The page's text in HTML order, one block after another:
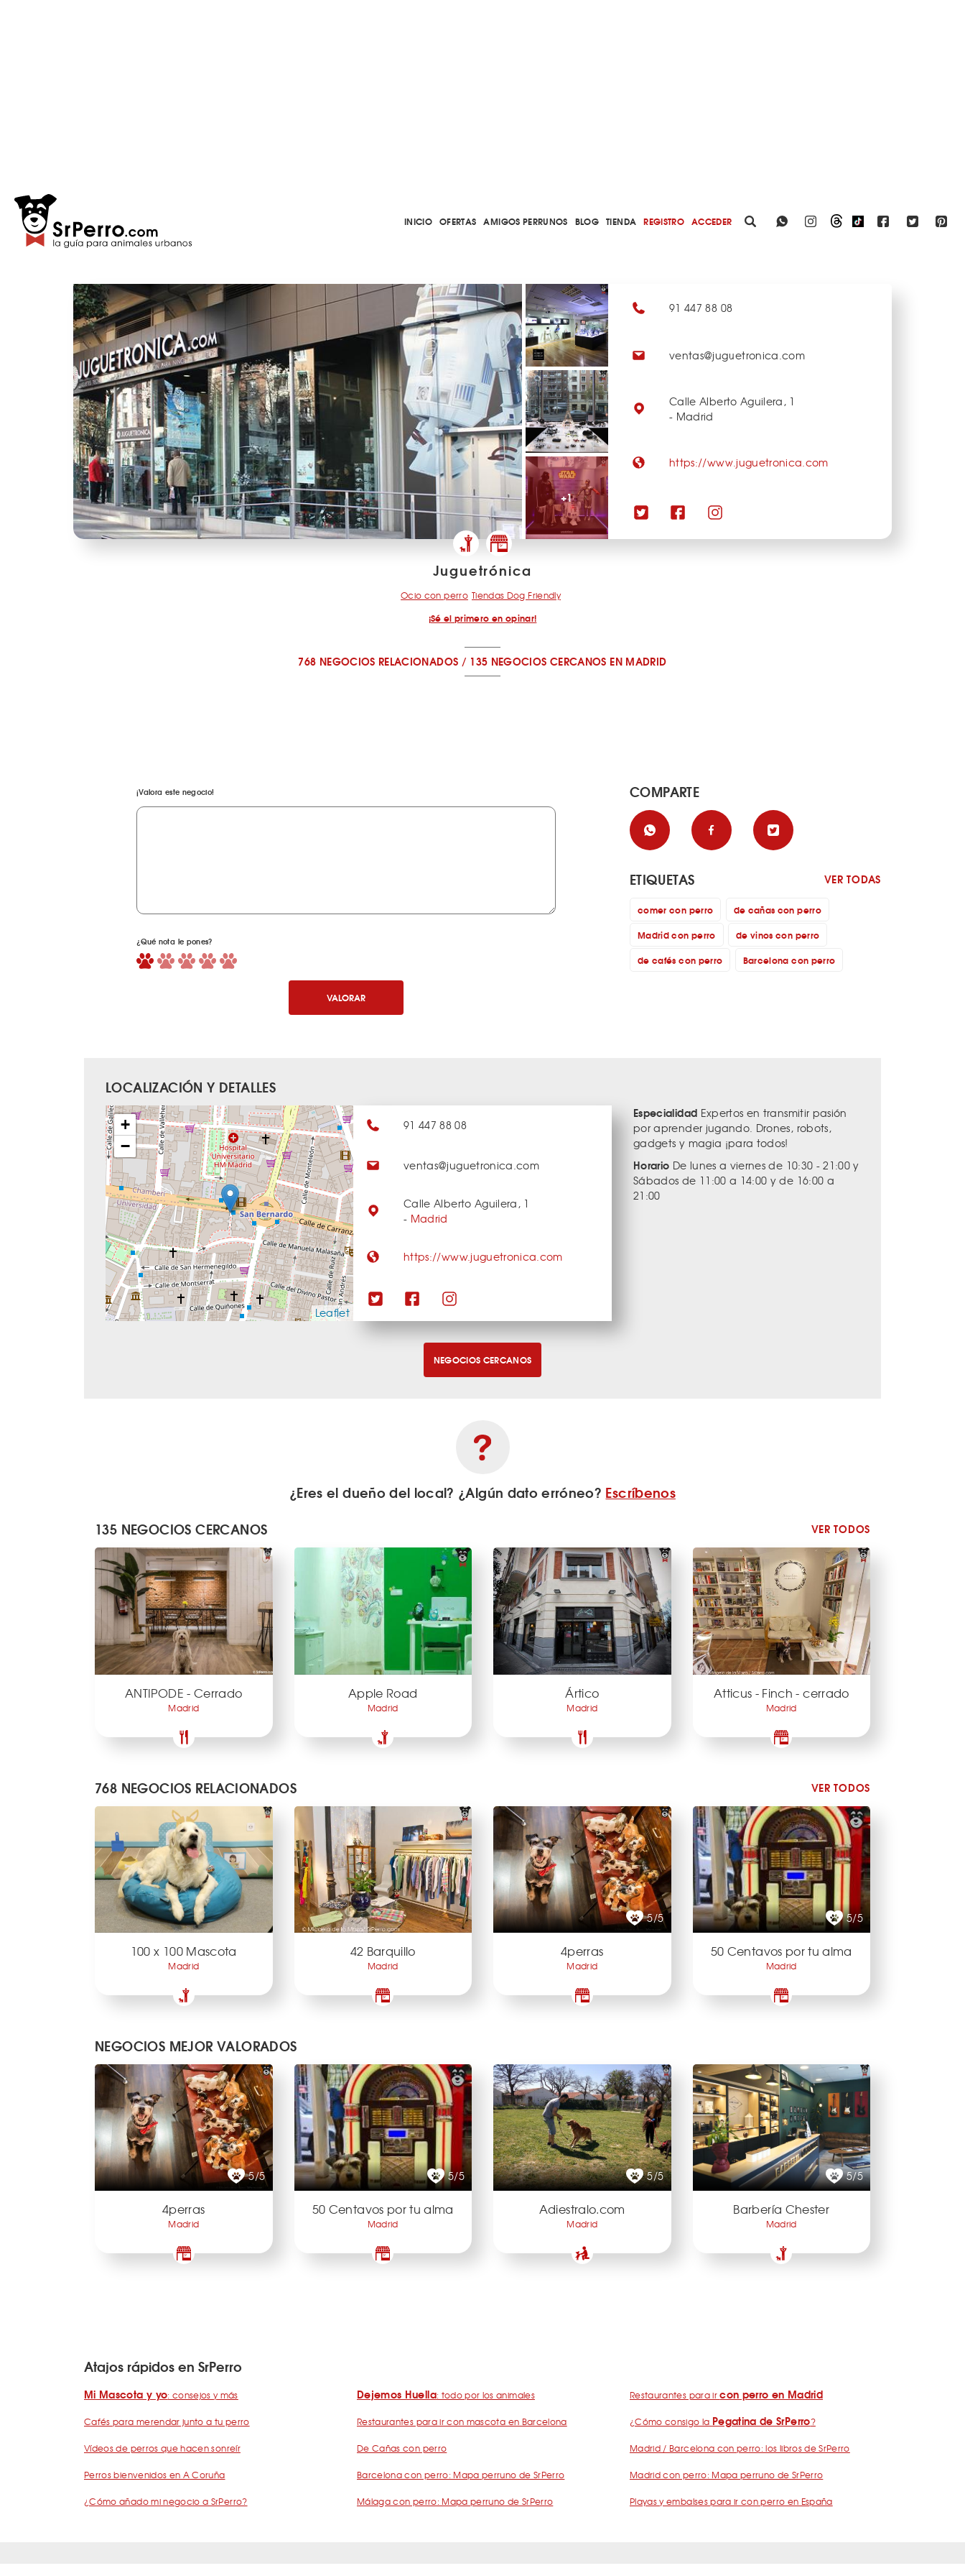
INICIO OFERTAS AMIGOS PERRUNOS BLOG TIENDA REGISTRO ACCEDER
+1
91 447 88 08
ventas@juguetronica.com
Calle Alberto Aguilera, 1
- Madrid
https://www.juguetronica.com
Juguetrónica
Ocio con perro Tiendas Dog Friendly
¡Sé el primero en opinar!
768 NEGOCIOS RELACIONADOS / 135 NEGOCIOS CERCANOS EN MADRID
¡Valora este negocio!
¿Qué nota le pones?
VALORAR
COMPARTE
ETIQUETAS VER TODAS
comer con perro
de cañas con perro
Madrid con perro
de vinos con perro
de cafés con perro
Barcelona con perro
LOCALIZACIÓN Y DETALLES
+
−
Leaflet
91 447 88 08
ventas@juguetronica.com
Calle Alberto Aguilera, 1
- Madrid
https://www.juguetronica.com
Especialidad Expertos en transmitir pasión
por aprender jugando. Drones, robots,
gadgets y magia ¡para todos!
Horario De lunes a viernes de 10:30 - 21:00 y
Sábados de 11:00 a 14:00 y de 16:00 a
21:00
NEGOCIOS CERCANOS
¿Eres el dueño del local? ¿Algún dato erróneo? Escríbenos
135 NEGOCIOS CERCANOS
VER TODOS
ANTIPODE - Cerrado
Madrid
Apple Road
Madrid
Ártico
Madrid
Atticus - Finch - cerrado
Madrid
768 NEGOCIOS RELACIONADOS VER TODOS
100 x 100 Mascota
Madrid
42 Barquillo
Madrid
5/5
4perras
Madrid
5/5
50 Centavos por tu alma
Madrid
NEGOCIOS MEJOR VALORADOS
5/5
4perras
Madrid
5/5
50 Centavos por tu alma
Madrid
5/5
Adiestralo.com
Madrid
5/5
Barbería Chester
Madrid
Atajos rápidos en SrPerro
Mi Mascota y yo: consejos y más
Cafés para merendar junto a tu perro
Vídeos de perros que hacen sonreír
Perros bienvenidos en A Coruña
¿Cómo añado mi negocio a SrPerro?
Dejemos Huella: todo por los animales
Restaurantes para ir con mascota en Barcelona
De Cañas con perro
Barcelona con perro: Mapa perruno de SrPerro
Málaga con perro: Mapa perruno de SrPerro
Restaurantes para ircon perro en Madrid
¿Cómo consigo la Pegatina de SrPerro?
Madrid / Barcelona con perro: los libros de SrPerro
Madrid con perro: Mapa perruno de SrPerro
Playas y embalses para ir con perro en España